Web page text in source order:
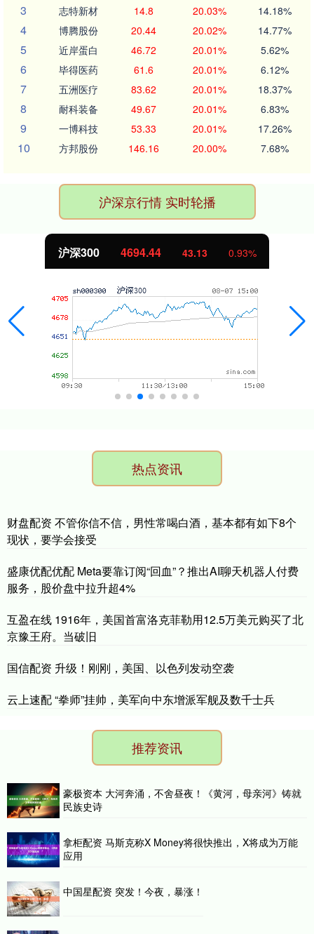
3 志特新材 14.8 20.03% 14.18%
4 博腾股份 20.44 20.02% 14.77%
5 近岸蛋白 46.72 20.01% 5.62%
6 毕得医药 61.6 20.01% 6.12%
7 五洲医疗 83.62 20.01% 18.37%
8 耐科装备 49.67 20.01% 6.83%
9 一博科技 53.33 20.01% 17.26%
10 方邦股份 146.16 20.00% 7.68%
沪深京行情 实时轮播
沪深300 4694.44 43.13 0.93%
热点资讯
财盘配资 不管你信不信，男性常喝白酒，基本都有如下8个
现状，要学会接受
盛康优配优配 Meta要靠订阅“回血”？推出AI聊天机器人付费
服务，股价盘中拉升超4%
互盈在线 1916年，美国首富洛克菲勒用12.5万美元购买了北
京豫王府。当破旧
国信配资 升级！刚刚，美国、以色列发动空袭
云上速配 “拳师”挂帅，美军向中东增派军舰及数千士兵
推荐资讯
豪极资本 大河奔涌，不舍昼夜！《黄河，母亲河》铸就
民族史诗
拿柜配资 马斯克称X Money将很快推出，X将成为万能
应用
中国星配资 突发！今夜，暴涨！